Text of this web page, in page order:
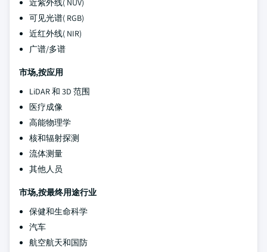
近紫外线( NUV)
可见光谱( RGB)
近红外线( NIR)
广谱/多谱
市场,按应用
LiDAR 和 3D 范围
医疗成像
高能物理学
核和辐射探测
流体测量
其他人员
市场,按最终用途行业
保健和生命科学
汽车
航空航天和国防